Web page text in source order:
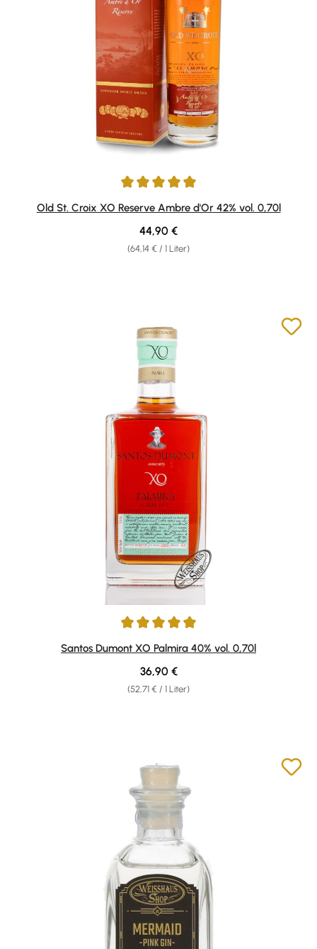
Durchschnittliche Bewertung von 4.88 von 5 Sternen
Old St. Croix XO Reserve Ambre d'Or 42% vol. 0,70l
(64,14 € / 1 Liter)
Regulärer Preis:
44,90 €
Durchschnittliche Bewertung von 4.89 von 5 Sternen
Santos Dumont XO Palmira 40% vol. 0,70l
(52,71 € / 1 Liter)
Regulärer Preis:
36,90 €